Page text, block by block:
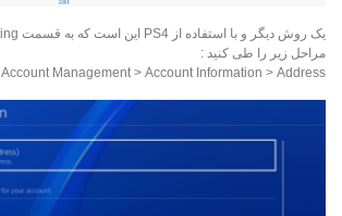
مراحل زیر را طی کنید :
Account Management > Account Information > Address